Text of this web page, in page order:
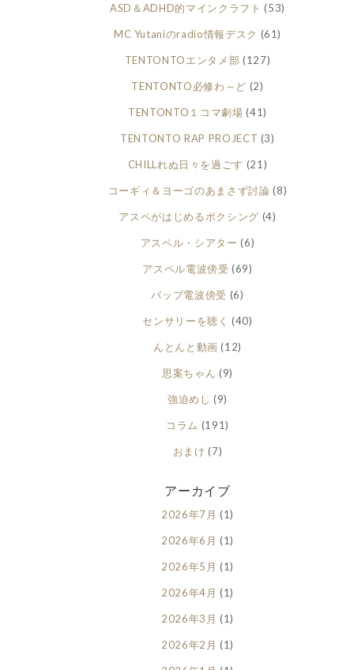
ASD＆ADHD的マインクラフト (53)
MC Yutaniのradio情報デスク (61)
TENTONTOエンタメ部 (127)
TENTONTO必修わ～ど (2)
TENTONTO１コマ劇場 (41)
TENTONTO RAP PROJECT (3)
CHILLれぬ日々を過ごす (21)
コーギィ＆ヨーゴのあまさず討論 (8)
アスペがはじめるボクシング (4)
アスペル・シアター (6)
アスペル電波傍受 (69)
バップ電波傍受 (6)
センサリーを聴く (40)
んとんと動画 (12)
思案ちゃん (9)
強迫めし (9)
コラム (191)
おまけ (7)
アーカイブ
2026年7月 (1)
2026年6月 (1)
2026年5月 (1)
2026年4月 (1)
2026年3月 (1)
2026年2月 (1)